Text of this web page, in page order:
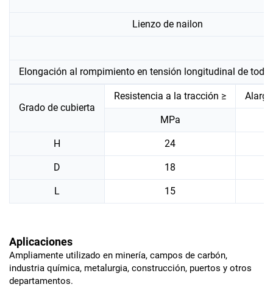
Lienzo de nailon
Elongación al rompimiento en tensión longitudinal de toda
Grado de cubierta
Resistencia a la tracción ≥
MPa
H 24
D 18
L 15
Aplicaciones
Ampliamente utilizado en minería, campos de carbón,
industria química, metalurgia, construcción, puertos y otros
departamentos.